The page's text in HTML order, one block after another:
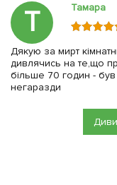
Т Тамара
Дякую за мирт
дивлячись на те,що
більше 70 годин -
негаразди